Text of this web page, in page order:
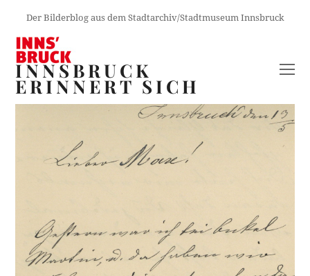
Der Bilderblog aus dem Stadtarchiv/Stadtmuseum Innsbruck
INNSBRUCK
ERINNERT SICH